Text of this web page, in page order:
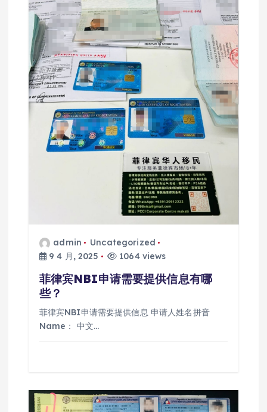
admin
Uncategorized
9 4 月, 2025
1064 views
菲律宾NBI申请需要提供信息有哪
些？
菲律宾NBI申请需要提供信息 申请人姓名拼音
Name： 中文…